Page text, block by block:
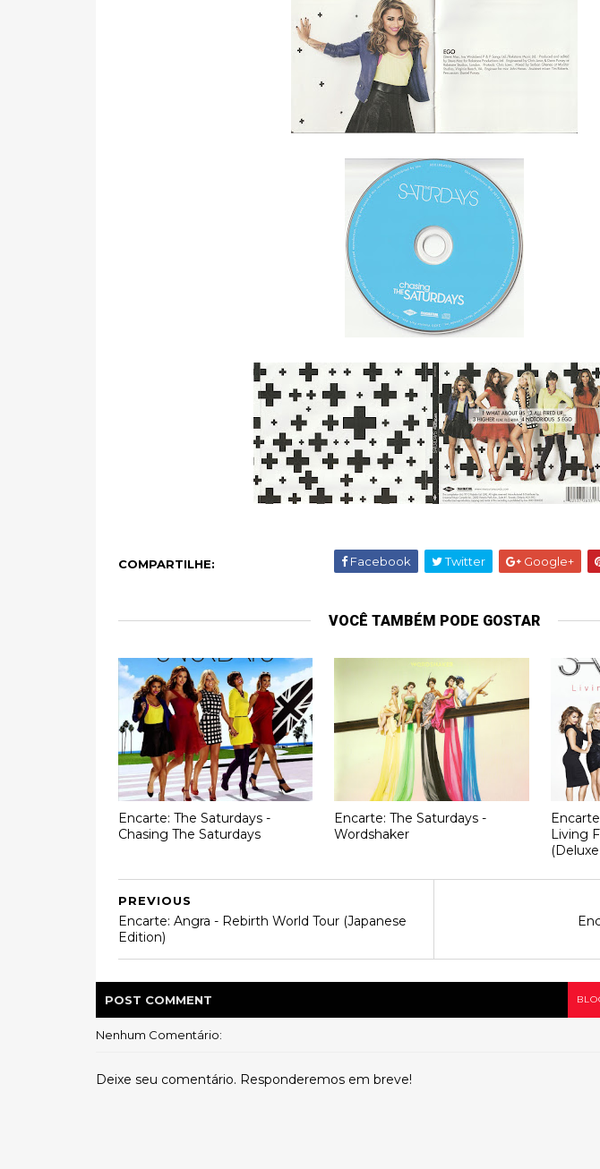
COMPARTILHE: Facebook Twitter Google+
VOCÊ TAMBÉM PODE GOSTAR
Encarte: The Saturdays -
Chasing The Saturdays
Encarte: The Saturdays -
Wordshaker
Living
PREVIOUS
Encarte: Angra - Rebirth World Tour (Japanese
Edition)
POST COMMENT
Nenhum Comentário:
Deixe seu comentário. Responderemos em breve!